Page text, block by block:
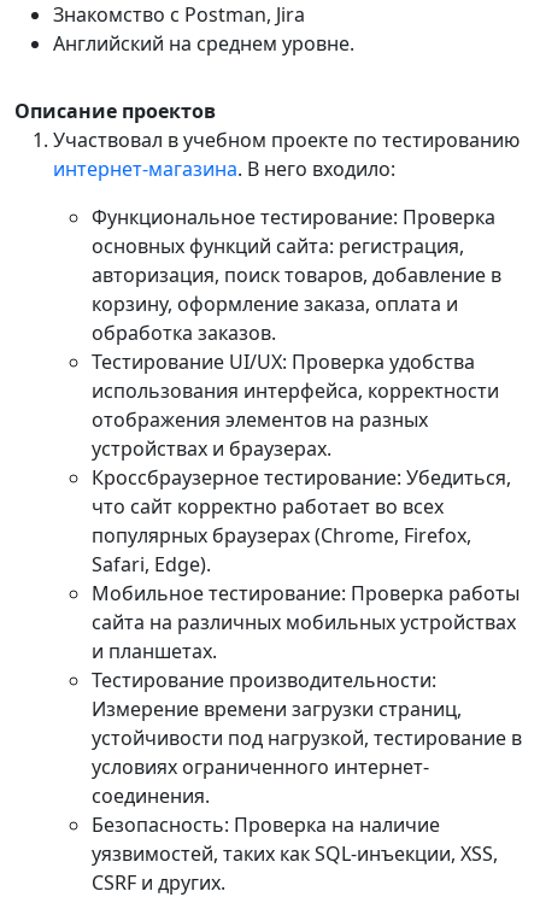
Знакомство с Postman, Jira
Английский на среднем уровне.
Описание проектов
Участвовал в учебном проекте по тестированию
интернет-магазина. В него входило:
Функциональное тестирование: Проверка
основных функций сайта: регистрация,
авторизация, поиск товаров, добавление в
корзину, оформление заказа, оплата и
обработка заказов.
Тестирование UI/UX: Проверка удобства
использования интерфейса, корректности
отображения элементов на разных
устройствах и браузерах.
Кроссбраузерное тестирование: Убедиться,
что сайт корректно работает во всех
популярных браузерах (Chrome, Firefox,
Safari, Edge).
Мобильное тестирование: Проверка работы
сайта на различных мобильных устройствах
и планшетах.
Тестирование производительности:
Измерение времени загрузки страниц,
устойчивости под нагрузкой, тестирование в
условиях ограниченного интернет-
соединения.
Безопасность: Проверка на наличие
уязвимостей, таких как SQL-инъекции, XSS,
CSRF и других.